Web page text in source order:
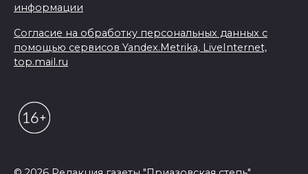
информации
Согласие на обработку персональных данных с
помощью сервисов Yandex.Metrika, LiveInternet,
top.mail.ru